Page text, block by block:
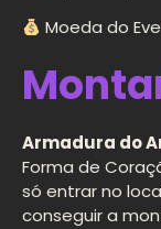
Moeda do
Armadura do
Forma de
só entrar no
conseguir a